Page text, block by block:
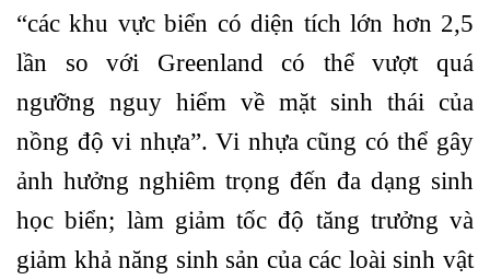
“các khu vực biển có diện tích lớn hơn 2,5
lần so với Greenland có thể vượt quá
ngưỡng nguy hiểm về mặt sinh thái của
nồng độ vi nhựa”. Vi nhựa cũng có thể gây
ảnh hưởng nghiêm trọng đến đa dạng sinh
học biển; làm giảm tốc độ tăng trưởng và
giảm khả năng sinh sản của các loài sinh vật